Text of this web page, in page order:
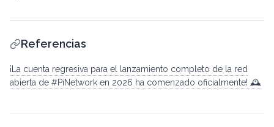
Referencias
¡La cuenta regresiva para el lanzamiento completo de la red
abierta de #PiNetwork en 2026 ha comenzado oficialmente! 🕰️